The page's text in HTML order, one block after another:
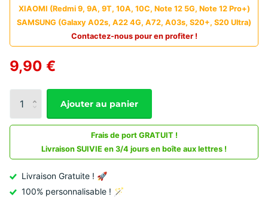
XIAOMI (Redmi 9, 9A, 9T, 10A, 10C, Note 12 5G, Note 12 Pro+)
SAMSUNG (Galaxy A02s, A22 4G, A72, A03s, S20+, S20 Ultra)
Contactez-nous pour en profiter !
9,90 €
Ajouter au panier
Frais de port GRATUIT !
Livraison SUIVIE en 3/4 jours en boîte aux lettres !
Livraison Gratuite ! 🚀
100% personnalisable ! 🪄